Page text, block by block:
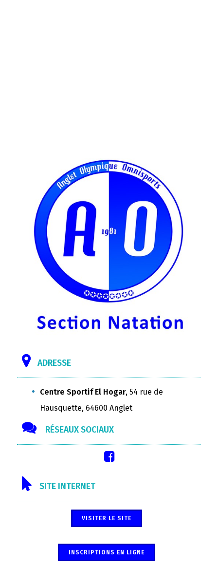
ADRESSE
Centre Sportif El Hogar, 54 rue de
Hausquette, 64600 Anglet
RÉSEAUX SOCIAUX
SITE INTERNET
VISITER LE SITE
INSCRIPTIONS EN LIGNE